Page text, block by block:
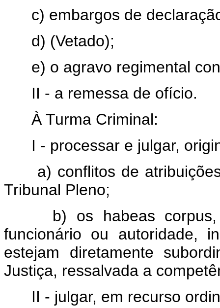
c) embargos de
d) (Vetado);
e) o agravo regimental
II - a remessa de ofício.
À Turma Criminal:
I - processar e julgar,
a) conflitos de
Tribunal Pleno;
b) os habeas corpus,
funcionário ou autoridade,
estejam diretamente
Justiça, ressalvada a
II - julgar, em recurso